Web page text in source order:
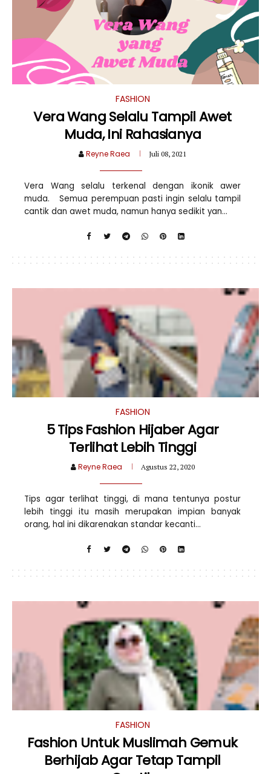
FASHION
Vera Wang Selalu Tampil Awet
Muda, Ini Rahasianya
Reyne Raea Juli 08, 2021
Vera Wang selalu terkenal dengan ikonik awer
muda. Semua perempuan pasti ingin selalu tampil
cantik dan awet muda, namun hanya sedikit yan...
FASHION
5 Tips Fashion Hijaber Agar
Terlihat Lebih Tinggi
Reyne Raea Agustus 22, 2020
Tips agar terlihat tinggi, di mana tentunya postur
lebih tinggi itu masih merupakan impian banyak
orang, hal ini dikarenakan standar kecanti...
FASHION
Fashion Untuk Muslimah Gemuk
Berhijab Agar Tetap Tampil